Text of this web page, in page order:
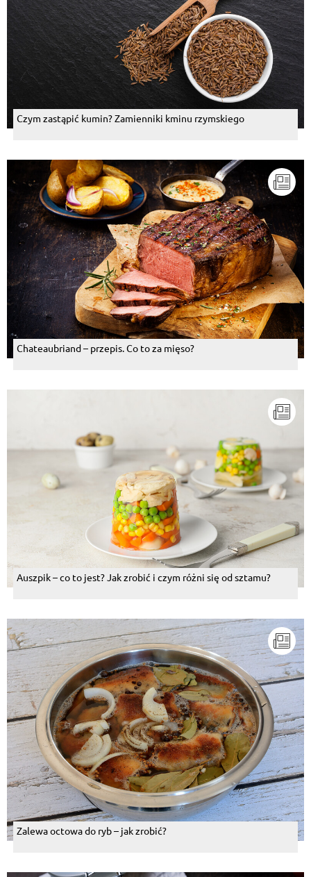
Czym zastąpić kumin? Zamienniki kminu rzymskiego
Chateaubriand – przepis. Co to za mięso?
Auszpik – co to jest? Jak zrobić i czym różni się od sztamu?
Zalewa octowa do ryb – jak zrobić?